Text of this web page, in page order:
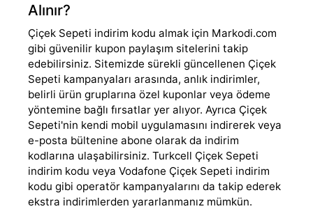
Alınır?
Çiçek Sepeti indirim kodu almak için Markodi.com
gibi güvenilir kupon paylaşım sitelerini takip
edebilirsiniz. Sitemizde sürekli güncellenen Çiçek
Sepeti kampanyaları arasında, anlık indirimler,
belirli ürün gruplarına özel kuponlar veya ödeme
yöntemine bağlı fırsatlar yer alıyor. Ayrıca Çiçek
Sepeti'nin kendi mobil uygulamasını indirerek veya
e-posta bültenine abone olarak da indirim
kodlarına ulaşabilirsiniz. Turkcell Çiçek Sepeti
indirim kodu veya Vodafone Çiçek Sepeti indirim
kodu gibi operatör kampanyalarını da takip ederek
ekstra indirimlerden yararlanmanız mümkün.